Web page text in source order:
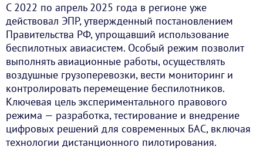
С 2022 по апрель 2025 года в регионе уже
действовал ЭПР, утвержденный постановлением
Правительства РФ, упрощавший использование
беспилотных авиасистем. Особый режим позволит
выполнять авиационные работы, осуществлять
воздушные грузоперевозки, вести мониторинг и
контролировать перемещение беспилотников.
Ключевая цель экспериментального правового
режима — разработка, тестирование и внедрение
цифровых решений для современных БАС, включая
технологии дистанционного пилотирования.